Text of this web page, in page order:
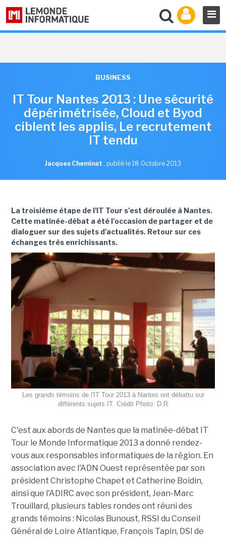
BUSINESS
IT Tour Nantes 2013 : Une sécurité
dépérimétrisée, Cloud et Byod
ciblent les applis, Le recrutement
IT tendu
Jacques Cheminat , publié le 18 Octobre 2013
La troisième étape de l'IT Tour s'est déroulée à Nantes.
Cette matinée-débat a été l'occasion de partager et de
dialoguer sur des sujets d'actualités. Retour sur ces
échanges très enrichissants.
Les grands témoins de l'IT Tour 2013 à Nantes ont débattu sur
différents sujets IT. Crédit Photo: D.R
C'est aux abords de Nantes que la matinée-débat IT
Tour le Monde Informatique 2013 a donné rendez-
vous aux responsables informatiques de la région. En
association avec l'ADN Ouest représentée par son
président Christophe Chapet et Catherine Boidin,
ainsi que l'ADIRC avec son président, Jean-Marc
Trouillard, plusieurs tables rondes ont réuni des
grands témoins : Nicolas Bunoust, RSSI du Conseil
Général de Loire Atlantique, François Tapin, DSI de